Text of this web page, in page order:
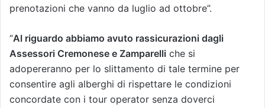
prenotazioni che vanno da luglio ad ottobre”.
“Al riguardo abbiamo avuto rassicurazioni dagli
Assessori Cremonese e Zamparelli che si
adopereranno per lo slittamento di tale termine per
consentire agli alberghi di rispettare le condizioni
concordate con i tour operator senza doverci